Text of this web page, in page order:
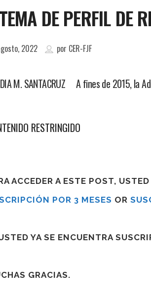
DE PERFIL DE
2022 por CER-FJF
M. SANTACRUZ A fines de 2015, la
RESTRINGIDO
ACCEDER A ESTE POST,
POR 3 MESES OR
YA SE ENCUENTRA
GRACIAS.